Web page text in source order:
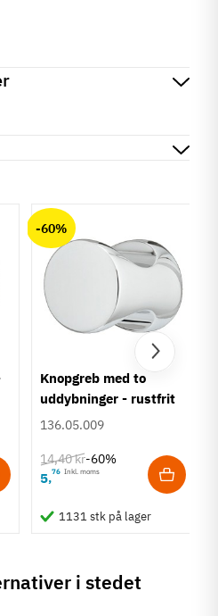
-60%
Knopgreb med to
uddybninger - rustfrit
stål
136.05.009
14,40 kr-60%
5,76 Inkl. moms
1131 stk på lager
i stedet